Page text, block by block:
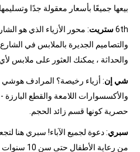
بيعها جميعًا بأسعار معقولة جدًا
6thستريت: محور الأزياء الذي هو
والتصاميم الجديرة بالملابس في
والحداثة ، يمكنك العثور على ملابس لأي
شي إن: أزياء رخيصة؟ المرادف هوشي
والأكسسوارات اللامعة والقطع
حصرية كونها قسم زائد الحجم.
سبري: دعوة لجميع الآباء! سبري هنا
من رعاية